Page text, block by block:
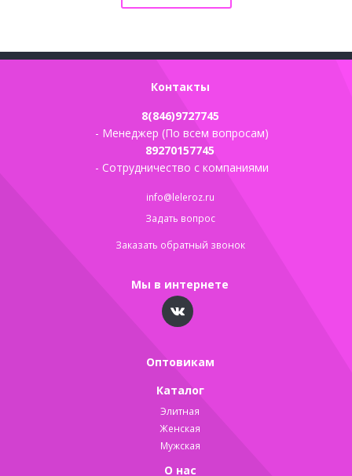
Контакты
8(846)9727745
- Менеджер (По всем вопросам)
89270157745
- Сотрудничество с компаниями
info@leleroz.ru
Задать вопрос
Заказать обратный звонок
Мы в интернете
Оптовикам
Каталог
Элитная
Женская
Мужская
О нас